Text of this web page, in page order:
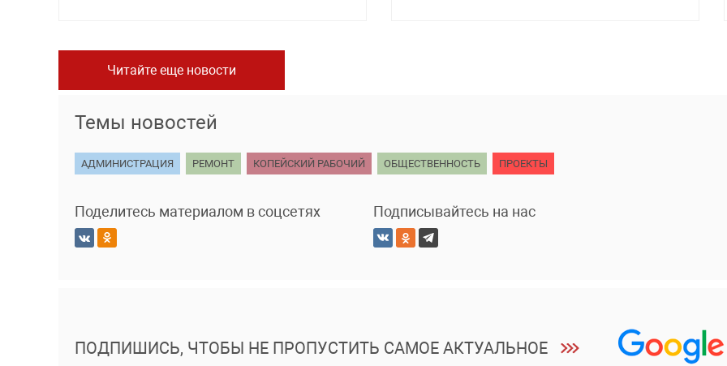
Читайте еще новости
Темы новостей
АДМИНИСТРАЦИЯ РЕМОНТ КОПЕЙСКИЙ РАБОЧИЙ ОБЩЕСТВЕННОСТЬ ПРОЕКТЫ
Поделитесь материалом в соцсетях Подписывайтесь на нас
ПОДПИШИСЬ, ЧТОБЫ НЕ ПРОПУСТИТЬ САМОЕ АКТУАЛЬНОЕ